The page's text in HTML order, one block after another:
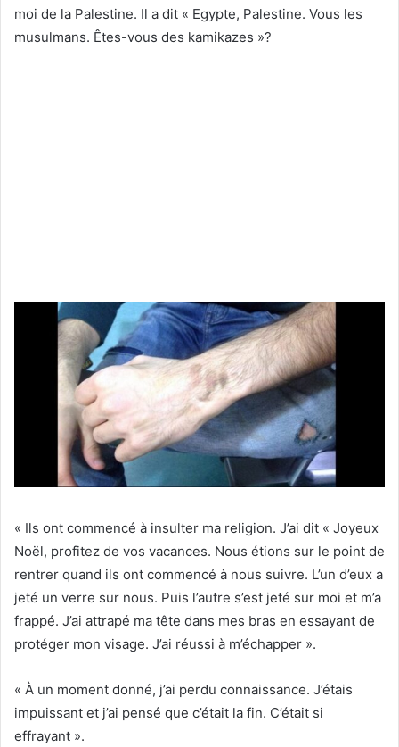
moi de la Palestine. Il a dit « Egypte, Palestine. Vous les
musulmans. Êtes-vous des kamikazes »?
« Ils ont commencé à insulter ma religion. J’ai dit « Joyeux
Noël, profitez de vos vacances. Nous étions sur le point de
rentrer quand ils ont commencé à nous suivre. L’un d’eux a
jeté un verre sur nous. Puis l’autre s’est jeté sur moi et m’a
frappé. J’ai attrapé ma tête dans mes bras en essayant de
protéger mon visage. J’ai réussi à m’échapper ».
« À un moment donné, j’ai perdu connaissance. J’étais
impuissant et j’ai pensé que c’était la fin. C’était si
effrayant ».